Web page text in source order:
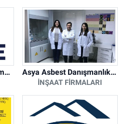
TEKCE ® | Global Gayrimenkul Şirketi Asya Asbest Danışmanlık - Asbest Söküm ve Asbest Raporu
İNŞAAT FIRMALARI